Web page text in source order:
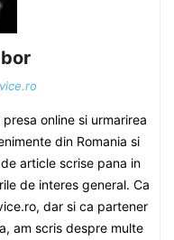
online si urmarirea
din Romania si
article scrise pana in
de interes general. Ca
dar si ca partener
am scris despre multe